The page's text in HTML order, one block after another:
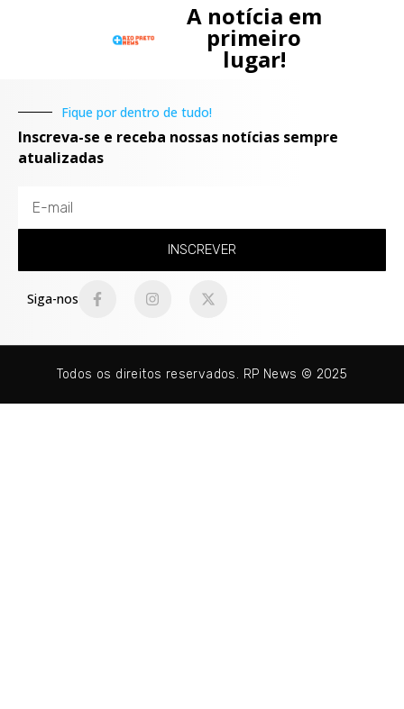
A notícia em
primeiro
lugar!
Fique por dentro de tudo!
Inscreva-se e receba nossas notícias sempre
atualizadas
INSCREVER
Siga-nos
Todos os direitos reservados. RP News © 2025